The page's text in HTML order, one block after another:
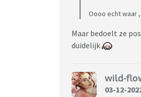
Oooo echt waar
Maar bedoelt ze
duidelijk
wild-
03-12-